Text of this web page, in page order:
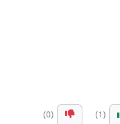
(1)
(0)